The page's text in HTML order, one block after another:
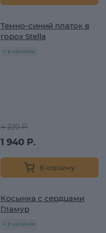
Темно-синий платок в
горох Stella
в наличии
4 220 Р.
1 940 Р.
В корзину
Косынка с сердцами
Гламур
в наличии